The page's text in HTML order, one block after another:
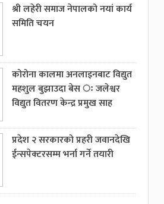
श्री लहेरी समाज नेपालको नयां कार्य
समिति चयन
कोरोना कालमा अनलाइनबाट विद्युत
महशुल बुझाउदा बेस ः जलेश्वर
विद्युत वितरण केन्द्र प्रमुख साह
प्रदेश २ सरकारको प्रहरी जवानदेखि
ईन्सपेक्टरसम्म भर्ना गर्ने तयारी